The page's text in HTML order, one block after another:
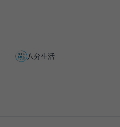
八分生活